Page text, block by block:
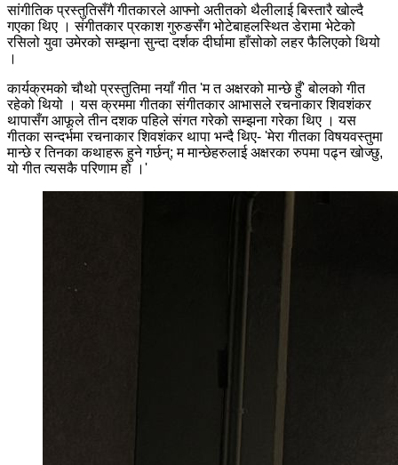
सांगीतिक प्रस्तुतिसँगै गीतकारले आफ्नो अतीतको थैलीलाई बिस्तारै खोल्दै
गएका थिए । संगीतकार प्रकाश गुरुङसँग भोटेबाहलस्थित डेरामा भेटेको
रसिलो युवा उमेरको सम्झना सुन्दा दर्शक दीर्घामा हाँसोको लहर फैलिएको थियो
।
कार्यक्रमको चौथो प्रस्तुतिमा नयाँ गीत 'म त अक्षरको मान्छे हुँ' बोलको गीत
रहेको थियो । यस क्रममा गीतका संगीतकार आभासले रचनाकार शिवशंकर
थापासँग आफूले तीन दशक पहिले संगत गरेको सम्झना गरेका थिए । यस
गीतका सन्दर्भमा रचनाकार शिवशंकर थापा भन्दै थिए- 'मेरा गीतका विषयवस्तुमा
मान्छे र तिनका कथाहरू हुने गर्छन्; म मान्छेहरुलाई अक्षरका रुपमा पढ्न खोज्छु,
यो गीत त्यसकै परिणाम हो ।'